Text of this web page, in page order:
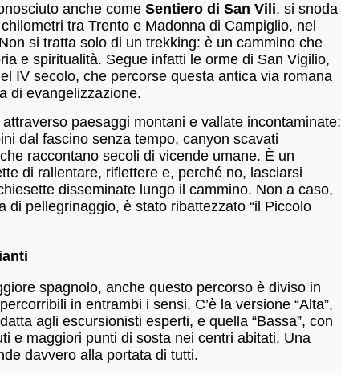
anche come Sentiero di San Vili, si snoda
tra Trento e Madonna di Campiglio, nel
si tratta solo di un trekking: è un cammino che
e spiritualità. Segue infatti le orme di San Vigilio,
IV secolo, che percorse questa antica via romana
di evangelizzazione.
paesaggi montani e vallate incontaminate:
dal fascino senza tempo, canyon scavati
raccontano secoli di vicende umane. È un
di rallentare, riflettere e, perché no, lasciarsi
disseminate lungo il cammino. Non a caso,
di pellegrinaggio, è stato ribattezzato “il Piccolo
spagnolo, anche questo percorso è diviso in
in entrambi i sensi. C’è la versione “Alta”,
agli escursionisti esperti, e quella “Bassa”, con
e maggiori punti di sosta nei centri abitati. Una
davvero alla portata di tutti.